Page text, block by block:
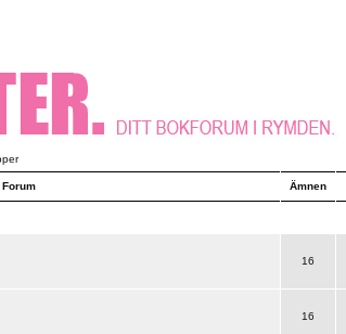
Forum Ämnen
16
16